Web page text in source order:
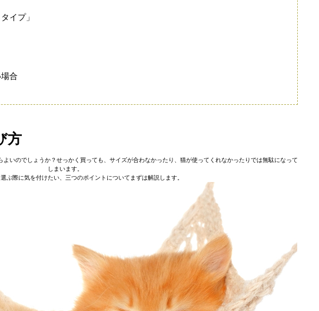
イプ」
合
方
いのでしょうか？せっかく買っても、サイズが合わなかったり、猫が使ってくれなかったりでは無駄になって
しまいます。
ぶ際に気を付けたい、三つのポイントについてまずは解説します。